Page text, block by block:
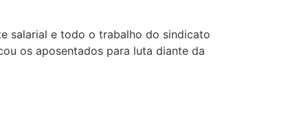
salarial e todo o trabalho do sindicato
os aposentados para luta diante da